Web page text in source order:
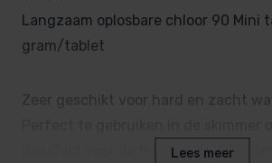
Langzaam oplosbare chloor 90 Mini
gram/tablet
Zeer geschikt voor hard en zacht
Geschikt voor de meesteLees meer